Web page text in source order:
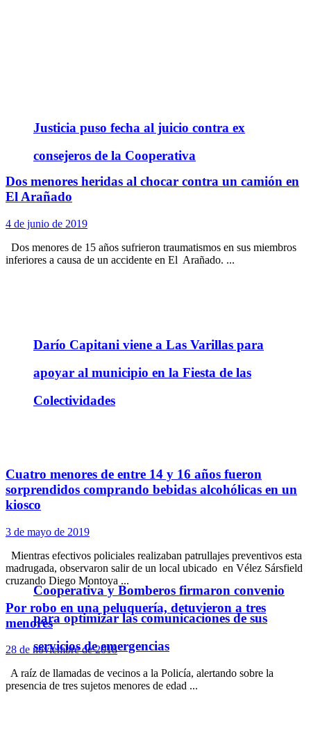
Justicia puso fecha al juicio contra ex
consejeros de la Cooperativa
Darío Capitani viene a Las Varillas para
apoyar al municipio en la Fiesta de las
Colectividades
Cooperativa y Bomberos firmaron convenio
para optimizar las comunicaciones de sus
servicios de emergencias
Dos menores heridas al chocar contra un camión en
El Arañado
4 de junio de 2019
Dos menores de 15 años sufrieron traumatismos en sus miembros
inferiores a causa de un accidente en El Arañado. ...
Cuatro menores de entre 14 y 16 años fueron
sorprendidos comprando bebidas alcohólicas en un
kiosco
3 de mayo de 2019
Mientras efectivos policiales realizaban patrullajes preventivos esta
madrugada, observaron salir de un local ubicado en Vélez Sársfield
cruzando Diego Montoya ...
Por robo en una peluquería, detuvieron a tres
menores
28 de noviembre de 2018
A raíz de llamadas de vecinos a la Policía, alertando sobre la
presencia de tres sujetos menores de edad ...